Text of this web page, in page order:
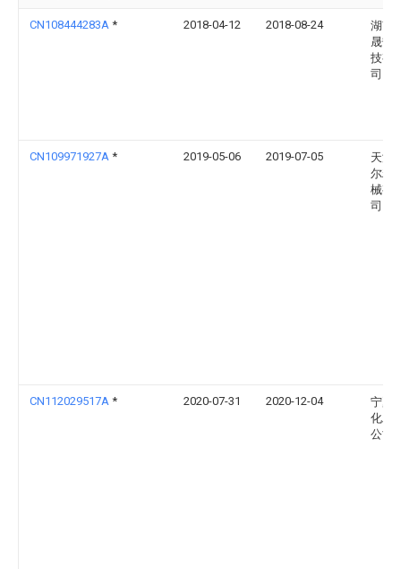
CN108444283A * 2018-04-12 2018-08-24
湖南
晟热
技有
司
CN109971927A * 2019-05-06 2019-07-05
天津
尔精
械有
司
CN112029517A * 2020-07-31 2020-12-04
宁夏
化工
公司